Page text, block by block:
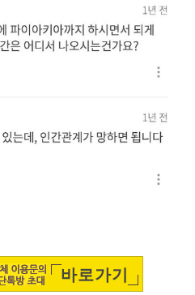
바로가기